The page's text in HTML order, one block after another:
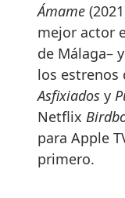
Ámame
mejor actor
de Málaga–
los estrenos
Asfixiados y
Netflix
para Apple
primero.